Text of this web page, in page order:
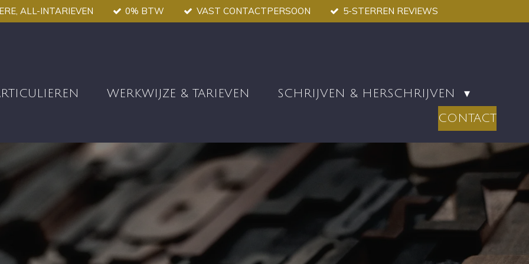
ALL-INTARIEVEN 0% BTW VAST CONTACTPERSOON 5-STERREN REVIEWS
WERKWIJZE & TARIEVEN
SCHRIJVEN & HERSCHRIJVEN
CONTACT